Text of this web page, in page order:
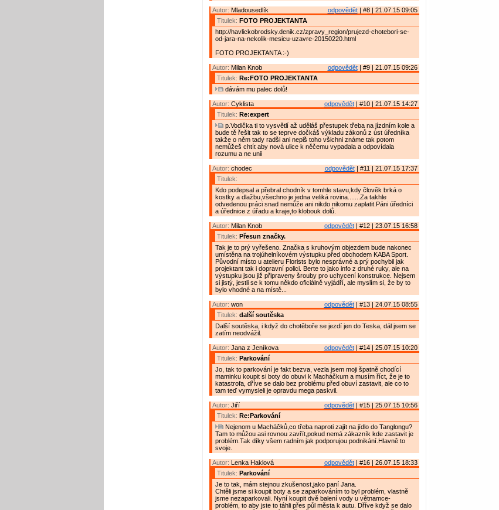
odpovědět| #8 | 21.07.15 09:05
Autor: Mladousedlík
Titulek: FOTO PROJEKTANTA
http://havlickobrodsky.denik.cz/zpravy_region/prujezd-chotebori-se-
od-jara-na-nekolik-mesicu-uzavre-20150220.html
FOTO PROJEKTANTA :-)
odpovědět| #9 | 21.07.15 09:26
Autor: Milan Knob
Titulek: Re:FOTO PROJEKTANTA
dávám mu palec dolů!
odpovědět| #10 | 21.07.15 14:27
Autor: Cyklista
Titulek: Re:expert
p.Vodička ti to vysvětlí až uděláš přestupek třeba na jízdním kole a
bude tě řešit tak to se teprve dočkáš výkladu zákonů z úst úředníka
takže o něm tady radši ani nepiš toho všichni známe tak potom
nemůžeš chtít aby nová ulice k něčemu vypadala a odpovídala
rozumu a ne unii
odpovědět| #11 | 21.07.15 17:37
Autor: chodec
Titulek:
Kdo podepsal a přebral chodník v tomhle stavu,kdy člověk brká o
kostky a dlažbu,všechno je jedna veliká rovina.......Za takhle
odvedenou práci snad nemůže ani nikdo nikomu zaplatit.Páni úředníci
a úřednice z úřadu a kraje,to klobouk dolů.
odpovědět| #12 | 23.07.15 16:58
Autor: Milan Knob
Titulek: Přesun značky.
Tak je to prý vyřešeno. Značka s kruhovým objezdem bude nakonec
umístěna na trojúhelníkovém výstupku před obchodem KABA Sport.
Původní místo u atelieru Florists bylo nesprávné a prý pochybil jak
projektant tak i dopravní polici. Berte to jako info z druhé ruky, ale na
výstupku jsou již připraveny šrouby pro uchycení konstrukce. Nejsem
si jistý, jestli se k tomu někdo oficiálně vyjádří, ale myslím si, že by to
bylo vhodné a na místě...
odpovědět| #13 | 24.07.15 08:55
Autor: won
Titulek: další soutěska
Další soutěska, i když do chotěboře se jezdí jen do Teska, dál jsem se
zatím neodvážil.
odpovědět| #14 | 25.07.15 10:20
Autor: Jana z Jeníkova
Titulek: Parkování
Jo, tak to parkování je fakt bezva, vezla jsem moji špatně chodící
maminku koupit si boty do obuvi k Macháčkum a musím říct, že je to
katastrofa, dříve se dalo bez problému před obuví zastavit, ale co to
tam teď vymysleli je opravdu mega paskvil.
odpovědět| #15 | 25.07.15 10:56
Autor: Jiří
Titulek: Re:Parkování
Nejenom u Macháčků,co třeba naproti zajít na jídlo do Tanglongu?
Tam to můžou asi rovnou zavřít,pokud nemá zákazník kde zastavit je
problém.Tak díky všem radním jak podporujou podnikání.Hlavně to
svoje.
odpovědět| #16 | 26.07.15 18:33
Autor: Lenka Haklová
Titulek: Parkování
Je to tak, mám stejnou zkušenost,jako paní Jana.
Chtěli jsme si koupit boty a se zaparkováním to byl problém, vlastně
jsme nezaparkovali. Nyní koupit dvě balení vody u větnamce-
problém, to aby jste to táhli přes půl města k autu. Dříve když se dalo